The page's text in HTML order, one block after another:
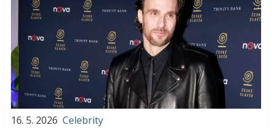
16. 5. 2026 Celebrity